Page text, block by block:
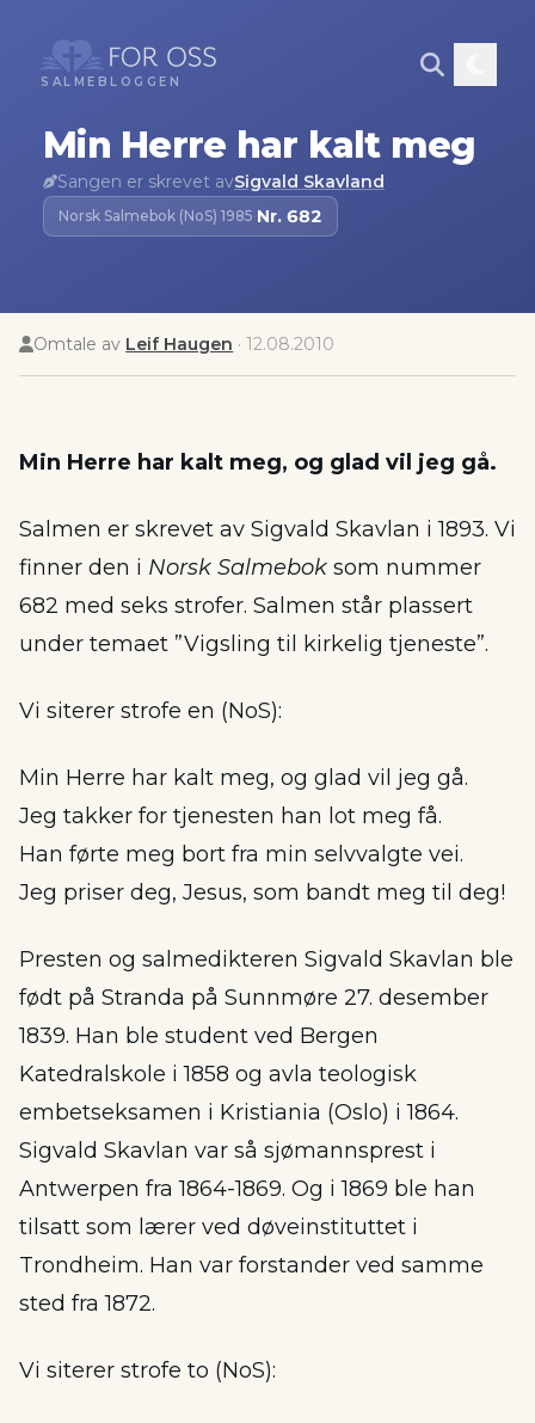
SALMEBLOGGEN
Min Herre har kalt meg
Sangen er skrevet avSigvald Skavland
Norsk Salmebok (NoS) 1985·Nr. 682
Omtale av Leif Haugen ·12.08.2010
Min Herre har kalt meg, og glad vil jeg gå.
Salmen er skrevet av Sigvald Skavlan i 1893. Vi
finner den i Norsk Salmebok som nummer
682 med seks strofer. Salmen står plassert
under temaet ”Vigsling til kirkelig tjeneste”.
Vi siterer strofe en (NoS):
Min Herre har kalt meg, og glad vil jeg gå.
Jeg takker for tjenesten han lot meg få.
Han førte meg bort fra min selvvalgte vei.
Jeg priser deg, Jesus, som bandt meg til deg!
Presten og salmedikteren Sigvald Skavlan ble
født på Stranda på Sunnmøre 27. desember
1839. Han ble student ved Bergen
Katedralskole i 1858 og avla teologisk
embetseksamen i Kristiania (Oslo) i 1864.
Sigvald Skavlan var så sjømannsprest i
Antwerpen fra 1864-1869. Og i 1869 ble han
tilsatt som lærer ved døveinstituttet i
Trondheim. Han var forstander ved samme
sted fra 1872.
Vi siterer strofe to (NoS):